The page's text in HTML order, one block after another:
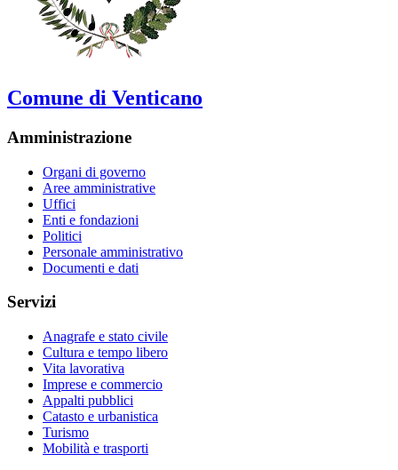
Comune di Venticano
Amministrazione
Organi di governo
Aree amministrative
Uffici
Enti e fondazioni
Politici
Personale amministrativo
Documenti e dati
Servizi
Anagrafe e stato civile
Cultura e tempo libero
Vita lavorativa
Imprese e commercio
Appalti pubblici
Catasto e urbanistica
Turismo
Mobilità e trasporti